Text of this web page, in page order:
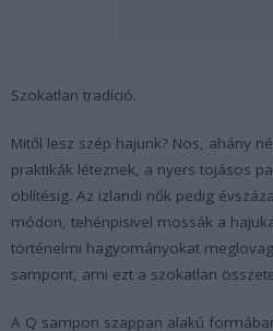
Szokatlan tradíció.
Mitől lesz szép hajunk? Nos, ahány
praktikák léteznek, a nyers tojásos
öblítésig. Az izlandi nők pedig
módon, tehénpisivel mossák a
történelmi hagyományokat
sampont, ami ezt a szokatlan
A Q sampon szappan alakú